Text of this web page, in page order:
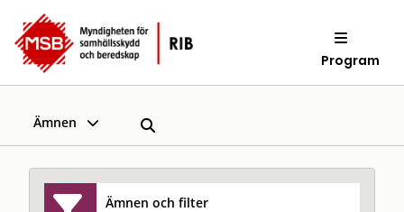
Program
Ämnen
Ämnen och filter